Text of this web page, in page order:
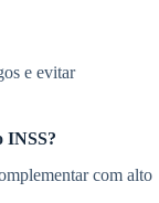
e evitar
INSS?
com alto